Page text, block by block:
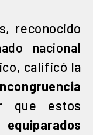
reconocido
nacional
calificó la
que estos